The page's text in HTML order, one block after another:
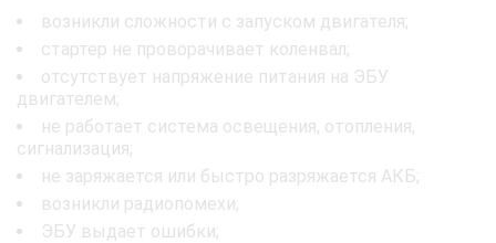
возникли сложности с запуском двигателя;
стартер не проворачивает коленвал;
отсутствует напряжение питания на ЭБУ
двигателем;
не работает система освещения, отопления,
сигнализация;
не заряжается или быстро разряжается АКБ;
возникли радиопомехи;
ЭБУ выдает ошибки;